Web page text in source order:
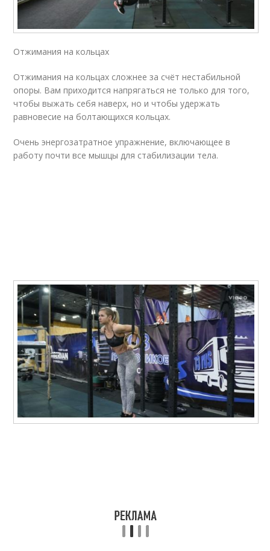
Отжимания на кольцах
Отжимания на кольцах сложнее за счёт нестабильной
опоры. Вам приходится напрягаться не только для того,
чтобы выжать себя наверх, но и чтобы удержать
равновесие на болтающихся кольцах.
Очень энергозатратное упражнение, включающее в
работу почти все мышцы для стабилизации тела.